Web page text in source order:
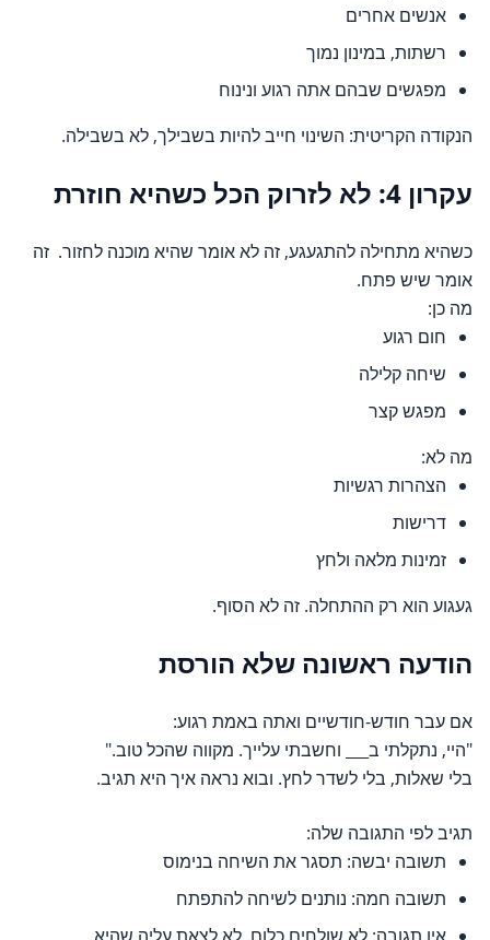
אנשים אחרים
רשתות, במינון נמוך
מפגשים שבהם אתה רגוע ונינוח
הנקודה הקריטית: השינוי חייב להיות בשבילך, לא בשבילה.
עקרון 4: לא לזרוק הכל כשהיא חוזרת
כשהיא מתחילה להתגעגע, זה לא אומר שהיא מוכנה לחזור. זה
אומר שיש פתח.
מה כן:
חום רגוע
שיחה קלילה
מפגש קצר
מה לא:
הצהרות רגשיות
דרישות
זמינות מלאה ולחץ
געגוע הוא רק ההתחלה. זה לא הסוף.
הודעה ראשונה שלא הורסת
אם עבר חודש-חודשיים ואתה באמת רגוע:
"היי, נתקלתי ב___ וחשבתי עלייך. מקווה שהכל טוב."
בלי שאלות, בלי לשדר לחץ. ובוא נראה איך היא תגיב.
תגיב לפי התגובה שלה:
תשובה יבשה: תסגר את השיחה בנימוס
תשובה חמה: נותנים לשיחה להתפתח